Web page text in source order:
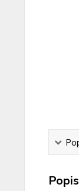
Popis